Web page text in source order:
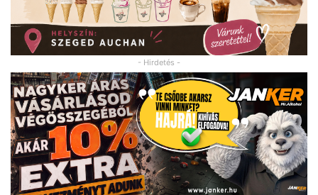
- Hirdetés -